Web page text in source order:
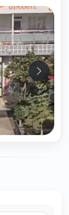
Fotoğraf